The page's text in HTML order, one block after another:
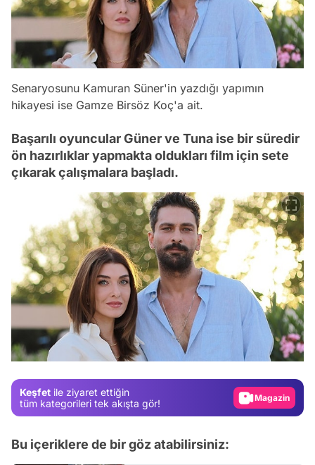
Senaryosunu Kamuran Süner'in yazdığı yapımın
hikayesi ise Gamze Birsöz Koç'a ait.
Başarılı oyuncular Güner ve Tuna ise bir süredir
ön hazırlıklar yapmakta oldukları film için sete
çıkarak çalışmalara başladı.
Keşfet ile ziyaret ettiğin
tüm kategorileri tek akışta gör!
Video
Test
Magazin
Video
Bu içeriklere de bir göz atabilirsiniz: